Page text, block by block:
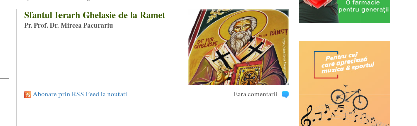
Sfantul Ierarh Ghelasie de la Ramet
Pr. Prof. Dr. Mircea Pacurariu
Abonare prin RSS Feed la noutati Fara comentarii